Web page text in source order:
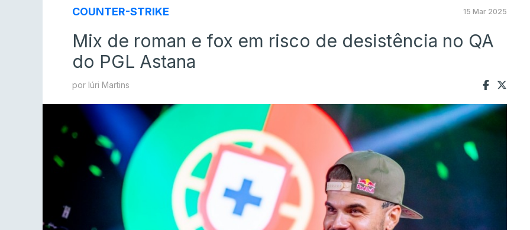
COUNTER-STRIKE 15 Mar 2025
Mix de roman e fox em risco de desistência no QA
do PGL Astana
por Iúri Martins